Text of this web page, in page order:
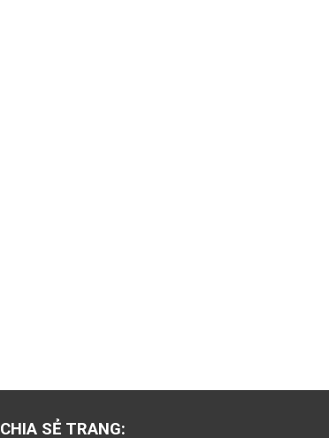
CHIA SẺ TRANG: